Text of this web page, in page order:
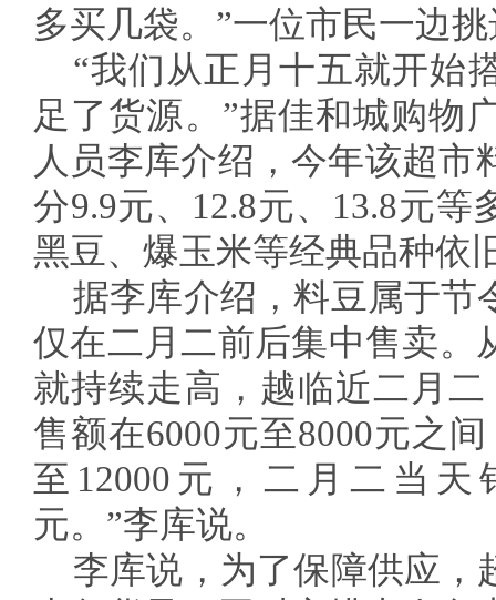
多买几袋。”一位市民一边
“我们从正月十五就开始
足了货源。”据佳和城购物
人员李库介绍，今年该超市
分9.9元、12.8元、13.8元
黑豆、爆玉米等经典品种依
据李库介绍，料豆属于节
仅在二月二前后集中售卖。
就持续走高，越临近二月
售额在6000元至8000元之
至12000元，二月二当天
元。”李库说。
李库说，为了保障供应，